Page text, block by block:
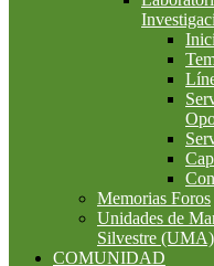
Memorias Foros
Unidades de
Silvestre (UMA)
COMUNIDAD